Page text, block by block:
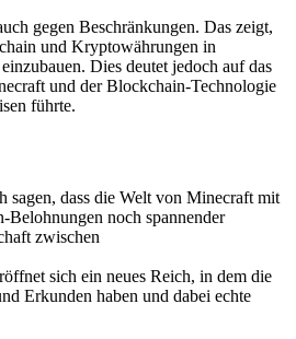
gegen Beschränkungen. Das zeigt,
und Kryptowährungen in
Dies deutet jedoch auf das
und der Blockchain-Technologie
führte.
sagen, dass die Welt von Minecraft mit
noch spannender
zwischen
sich ein neues Reich, in dem die
Erkunden haben und dabei echte